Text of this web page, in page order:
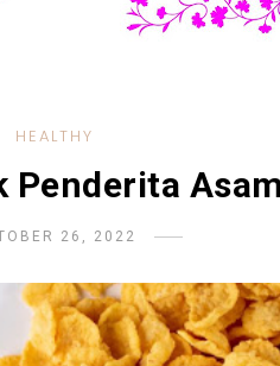
HEALTHY
Penderita
26, 2022